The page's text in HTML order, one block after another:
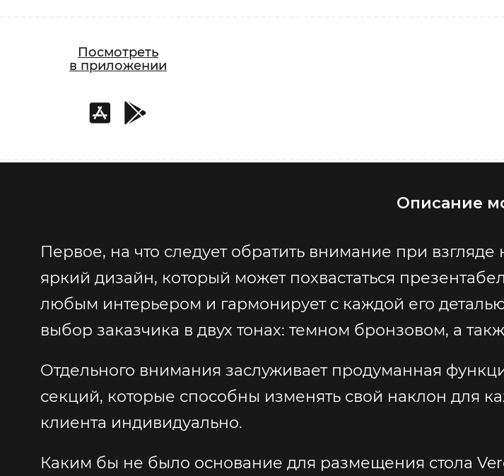
Посмотреть
в приложении
Описание
Первое, на что следует обратить внимание при
яркий дизайн, который может похвастаться
любым интерьером и гармонирует с каждой его
выбор заказчика в двух тонах: темном бронзовом, а
Отдельного внимания заслуживает продуманная
секций, которые способны изменять свой наклон для
клиента индивидуально.
Каким бы не было основание для размещения стола